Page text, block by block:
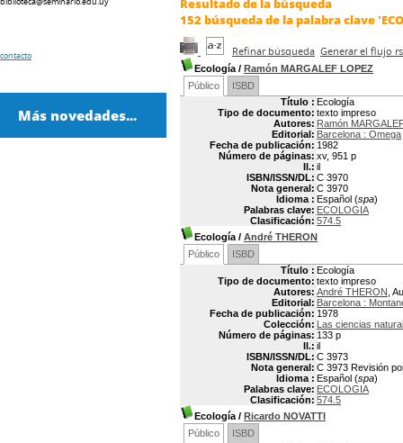
Resultado de la búsqueda
152búsqueda de la palabra clave
Refinar búsqueda Generar el flujo
Ecología / Ramón MARGALEF LOPEZ
Público
ISBD
Título : Ecología
Tipo de documento: texto impreso
Autores: Ramón
Editorial: Barcelona : Omega
Fecha de publicación: 1982
Número de páginas: xv, 951 p
Il.: il
ISBN/ISSN/DL: C 3970
Nota general: C 3970
Idioma : Español (spa)
Palabras clave: ECOLOGIA
Clasificación: 574.5
Ecología / André THERON
Público
ISBD
Título : Ecología
Tipo de documento: texto impreso
Autores: André THERON ,
Editorial: Barcelona :
Fecha de publicación: 1978
Colección: Las ciencias
Número de páginas: 133 p
Il.: il
ISBN/ISSN/DL: C 3973
Nota general: C 3973 Revisión
Idioma : Español (spa)
Palabras clave: ECOLOGIA
Clasificación: 574.5
Ecología / Ricardo NOVATTI
Público
ISBD
contacto
Más novedades...